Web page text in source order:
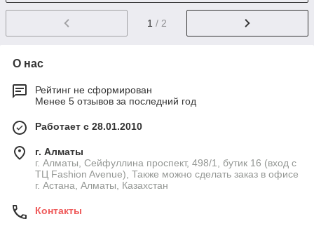
1 / 2
О нас
Рейтинг не сформирован
Менее 5 отзывов за последний год
Работает с 28.01.2010
г. Алматы
г. Алматы, Сейфуллина проспект, 498/1, бутик 16 (вход с
ТЦ Fashion Avenue), Также можно сделать заказ в офисе
г. Астана, Алматы, Казахстан
Контакты